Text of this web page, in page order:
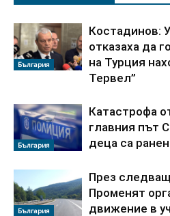
България
Костадинов:
отказаха да
на Турция
Тервел”
България
Катастрофа
главния път
деца са
България
През
Променят
движение в